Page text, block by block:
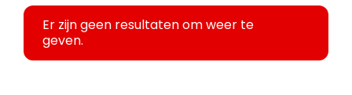
Er zijn geen resultaten om weer te
geven.